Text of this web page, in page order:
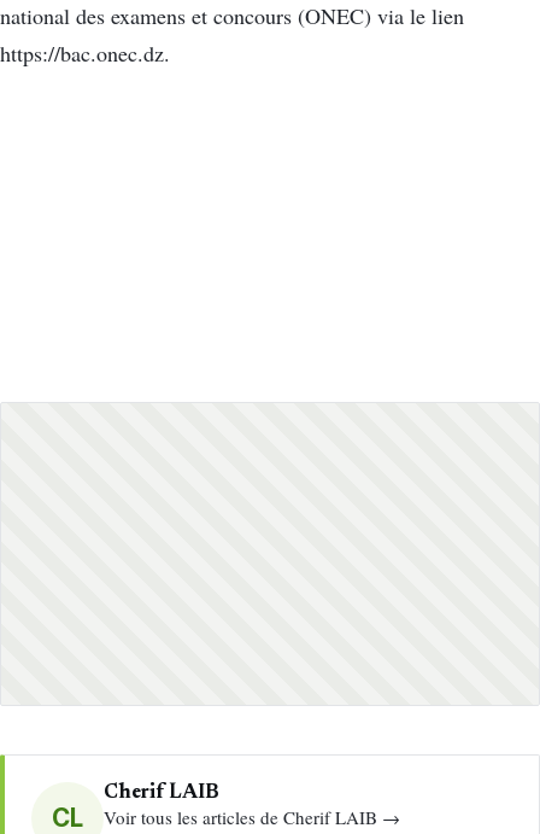
national des examens et concours (ONEC) via le lien
https://bac.onec.dz.
CL
Cherif LAIB
Voir tous les articles de Cherif LAIB →